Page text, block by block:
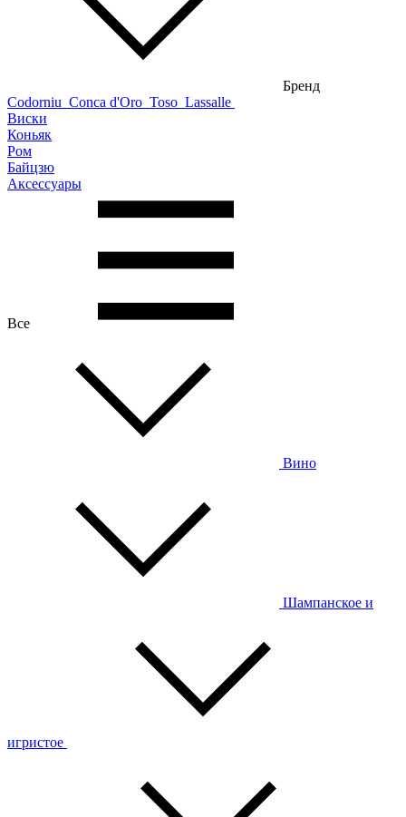
Бренд
Codorniu Conca d'Oro Toso Lassalle
Виски
Коньяк
Ром
Байцзю
Аксессуары
Все
Вино
Шампанское и
игристое